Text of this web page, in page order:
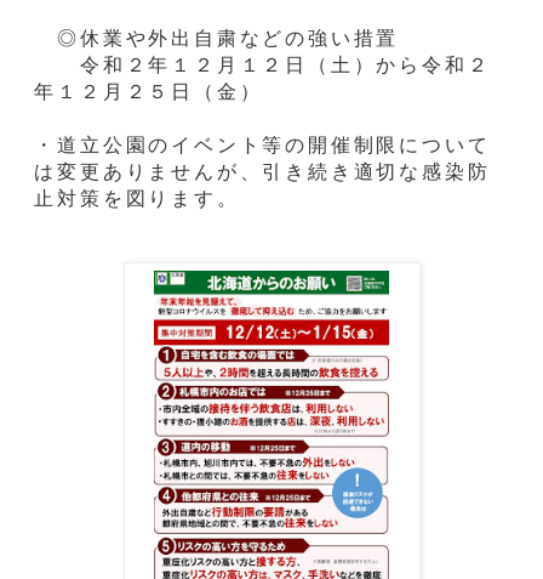
◎休業や外出自粛などの強い措置
令和２年１２月１２日（土）から令和２
年１２月２５日（金）
・道立公園のイベント等の開催制限について
は変更ありませんが、引き続き適切な感染防
止対策を図ります。